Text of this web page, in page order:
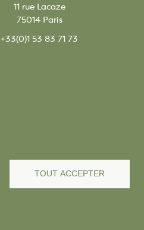
11 rue Lacaze
75014 Paris
+33(0)1 53 83 71 73
TOUT ACCEPTER